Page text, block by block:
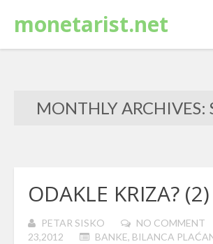
monetarist.net
MONTHLY ARCHIVES:
ODAKLE KRIZA? (2)
PETAR SISKO NO COMMENT
23,2012
BANKE, BILANCA